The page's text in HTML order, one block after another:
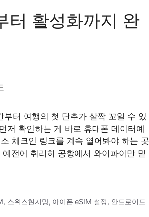
터 활성화까지 완
터 여행의 첫 단추가 살짝 꼬일 수 있
저 확인하는 게 바로 휴대폰 데이터예
체크인 링크를 계속 열어봐야 하는 곳
전에 취리히 공항에서 와이파이만 믿
, 스위스현지망, 아이폰 eSIM 설정, 안드로이드